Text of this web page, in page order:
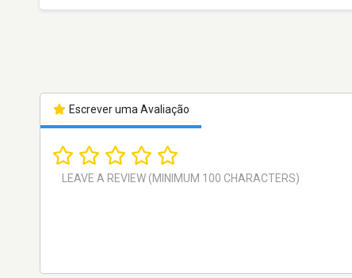
Escrever uma Avaliação